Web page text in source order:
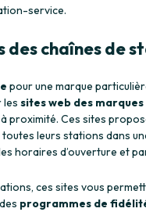
service.
des chaînes de
pour une marque
les sites web des marques
proximité. Ces sites
leurs stations dans
horaires d’ouverture et
ces sites vous
programmes de